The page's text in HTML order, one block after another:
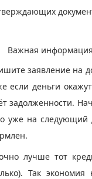
Важная информация
заявление на
если деньги
задолженности.
уже на следующий
лучше тот
Так экономия